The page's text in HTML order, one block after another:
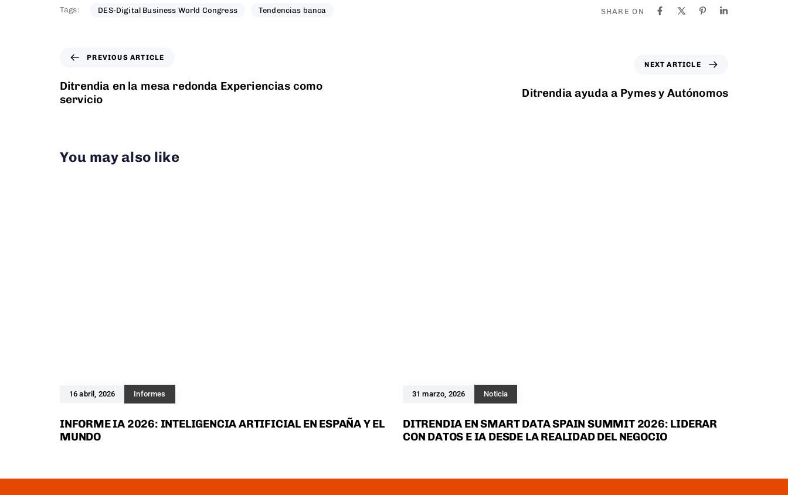
Tags: DES-Digital Business World Congress Tendencias banca SHARE ON
PREVIOUS ARTICLE
Ditrendia en la mesa redonda Experiencias como
servicio
NEXT ARTICLE
Ditrendia ayuda a Pymes y Autónomos
You may also like
16 abril, 2026 Informes
INFORME IA 2026: INTELIGENCIA ARTIFICIAL EN ESPAÑA Y EL
MUNDO
31 marzo, 2026 Noticia
DITRENDIA EN SMART DATA SPAIN SUMMIT 2026: LIDERAR
CON DATOS E IA DESDE LA REALIDAD DEL NEGOCIO